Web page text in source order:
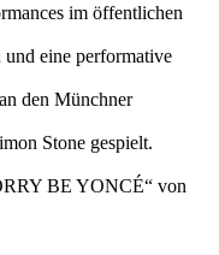
im öffentlichen
eine performative
den Münchner
Stone gespielt.
BE YONCÉ“ von